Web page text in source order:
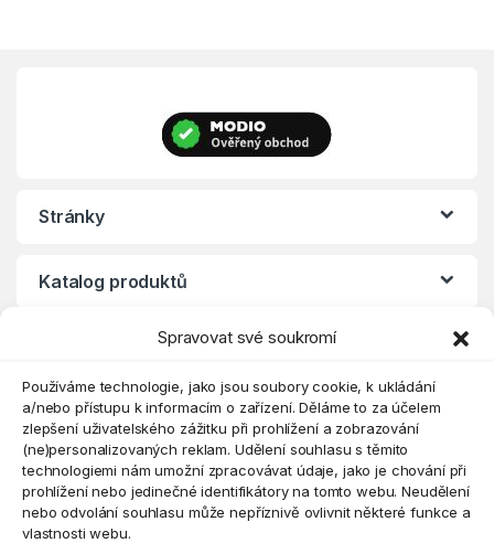
Spravovat své soukromí
Používáme technologie, jako jsou soubory cookie, k ukládání
a/nebo přístupu k informacím o zařízení. Děláme to za účelem
zlepšení uživatelského zážitku při prohlížení a zobrazování
(ne)personalizovaných reklam. Udělení souhlasu s těmito
technologiemi nám umožní zpracovávat údaje, jako je chování při
prohlížení nebo jedinečné identifikátory na tomto webu. Neudělení
nebo odvolání souhlasu může nepříznivě ovlivnit některé funkce a
vlastnosti webu.
Stránky
Katalog produktů